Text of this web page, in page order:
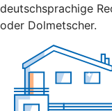
deutschsprachige
oder Dolmetscher.